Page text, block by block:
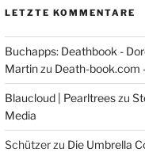
LETZTE KOMMENTARE
Buchapps: Deathbook -
Martinzu Death-book.com
Blaucloud | Pearltreeszu
Media
Schützerzu Die Umbrella